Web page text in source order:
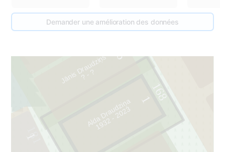
Demander une amélioration des données
168
5
6
1
Jānis Draudziņš
?
-
?
Alda Draudziņa
1932-202
3